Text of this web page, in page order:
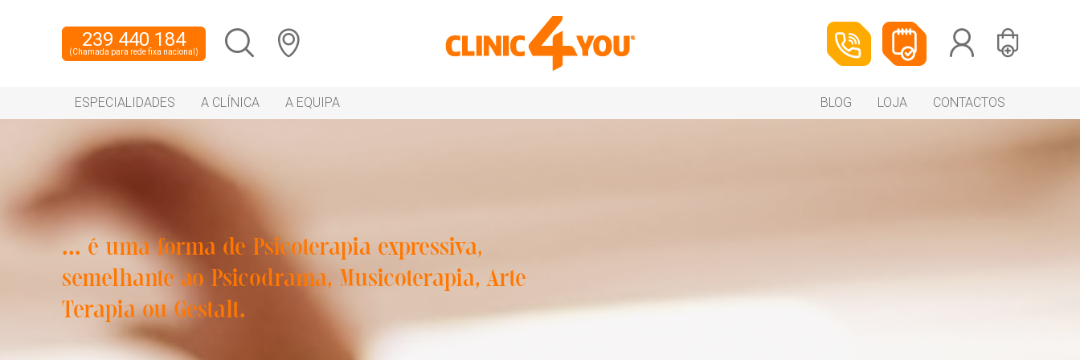
239 440 184
(Chamada para rede fixa nacional)
ESPECIALIDADES A CLÍNICA A EQUIPA BLOG LOJA CONTACTOS
... é uma forma de Psicoterapia expressiva,
semelhante ao Psicodrama, Musicoterapia, Arte
Terapia ou Gestalt.